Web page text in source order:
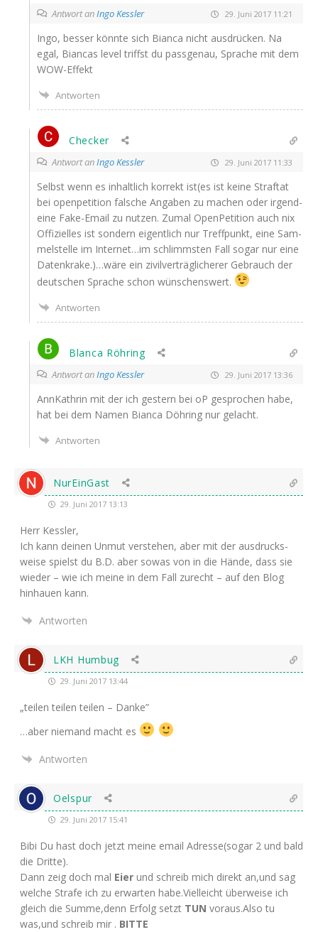
Antwort anIngo Kessler 29. Juni 2017 11:21
Ingo, bes­ser könn­te sich Bian­ca nicht aus­drü­cken. Na
egal, Bian­cas level triffst du pass­ge­nau, Spra­che mit dem
WOW-Effekt
Antworten
Checker
Antwort anIngo Kessler 29. Juni 2017 11:33
Selbst wenn es inhalt­lich kor­rekt ist(es ist kei­ne Straf­tat
bei open­pe­ti­ti­on fal­sche Anga­ben zu machen oder irgend­
ei­ne Fake-Email zu nut­zen. Zumal Open­Pe­ti­ti­on auch nix
Offi­zi­el­les ist son­dern eigent­lich nur Treff­punkt, eine Sam­
mel­stel­le im Internet…im schlimms­ten Fall sogar nur eine
Datenkrake.)…wäre ein zivil­ver­träg­li­che­rer Gebrauch der
deut­schen Spra­che schon wünschenswert.
Antworten
Blanca Röhring
Antwort anIngo Kessler 29. Juni 2017 13:36
Ann­Kath­rin mit der ich ges­tern bei oP gespro­chen habe,
hat bei dem Namen Bian­ca Döh­ring nur gelacht.
Antworten
NurEinGast
29. Juni 2017 13:13
Herr Kess­ler,
Ich kann dei­nen Unmut ver­ste­hen, aber mit der aus­drucks­
wei­se spielst du B.D. aber sowas von in die Hän­de, dass sie
wie­der – wie ich mei­ne in dem Fall zurecht – auf den Blog
hin­hau­en kann.
Antworten
LKH Humbug
29. Juni 2017 13:44
„tei­len tei­len tei­len – Danke”
…aber nie­mand macht es
Antworten
Oelspur
29. Juni 2017 15:41
Bibi Du hast doch jetzt mei­ne email Adresse(sogar 2 und bald
die Dritte).
Dann zeig doch mal Eier und schreib mich direkt an,und sag
wel­che Stra­fe ich zu erwar­ten habe.Vielleicht über­wei­se ich
gleich die Summe,denn Erfolg setzt TUN voraus.Also tu
was,und schreib mir . BITTE